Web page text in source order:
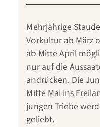
Mehrjährige
Vorkultur ab März
ab Mitte April
nur auf die
andrücken. Die
Mitte Mai ins
jungen Triebe
geliebt.